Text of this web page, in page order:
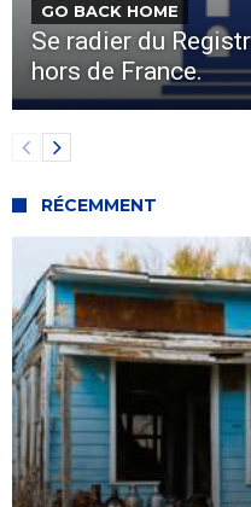
GO BACK HOME
Se radier du
hors de France.
RÉCEMMENT